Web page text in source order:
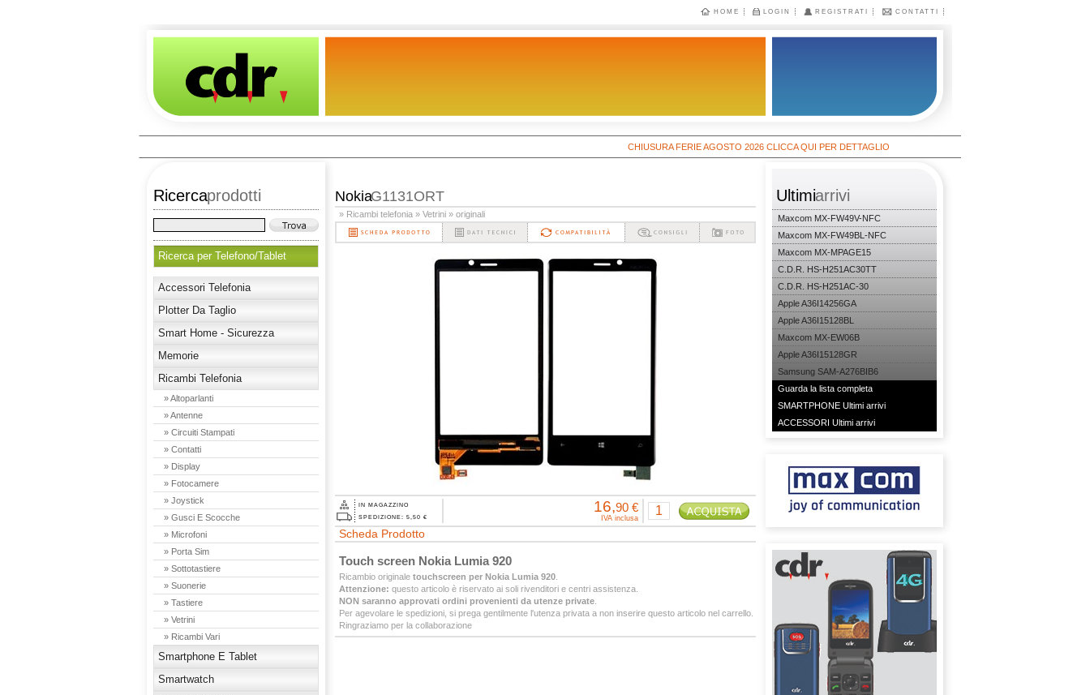
HOME LOGIN REGISTRATI CONTATTI
CHIUSURA FERIE AGOSTO 2026 CLICCA QUI PER DETTAGLIO
Ricercaprodotti
Ricerca per Telefono/Tablet
Accessori Telefonia
Plotter Da Taglio
Smart Home - Sicurezza
Memorie
Ricambi Telefonia
» Altoparlanti
» Antenne
» Circuiti Stampati
» Contatti
» Display
» Fotocamere
» Joystick
» Gusci E Scocche
» Microfoni
» Porta Sim
» Sottotastiere
» Suonerie
» Tastiere
» Vetrini
» Ricambi Vari
Smartphone E Tablet
Smartwatch
NokiaG1131ORT
» Ricambi telefonia » Vetrini » originali
IN MAGAZZINO
SPEDIZIONE: 5,50 €
16,90 €
IVA inclusa
Scheda Prodotto
Touch screen Nokia Lumia 920
Ricambio originale touchscreen per Nokia Lumia 920.
Attenzione: questo articolo è riservato ai soli rivenditori e centri assistenza.
NON saranno approvati ordini provenienti da utenze private.
Per agevolare le spedizioni, si prega gentilmente l'utenza privata a non inserire questo articolo nel carrello.
Ringraziamo per la collaborazione
Ultimiarrivi
Maxcom MX-FW49V-NFC
Maxcom MX-FW49BL-NFC
Maxcom MX-MPAGE15
C.D.R. HS-H251AC30TT
C.D.R. HS-H251AC-30
Apple A36I14256GA
Apple A36I15128BL
Maxcom MX-EW06B
Apple A36I15128GR
Samsung SAM-A276BIB6
Guarda la lista completa
SMARTPHONE Ultimi arrivi
ACCESSORI Ultimi arrivi